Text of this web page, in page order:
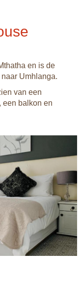
en is de
Umhlanga.
van een
een balkon en